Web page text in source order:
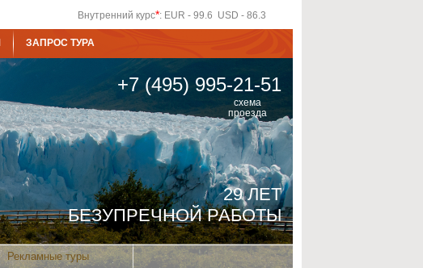
Внутренний курс*: EUR - 99.6 USD - 86.3
ЗАПРОС ТУРА
+7 (495) 995-21-51
схема
проезда
Рекламные туры
29 ЛЕТ
БЕЗУПРЕЧНОЙ РАБОТЫ